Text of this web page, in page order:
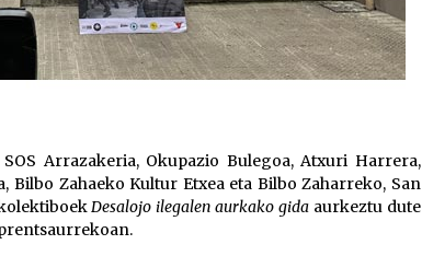
Arrazakeria, Okupazio Bulegoa, Atxuri Harrera,
Bilbo Zahaeko Kultur Etxea eta Bilbo Zaharreko, San
Desalojo ilegalen aurkako gida aurkeztu dute